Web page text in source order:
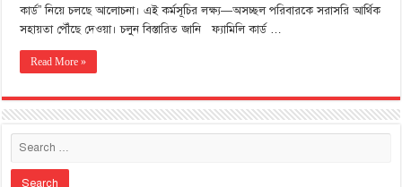
কার্ড” নিয়ে চলছে আলোচনা। এই কর্মসূচির লক্ষ্য—অসচ্ছল পরিবারকে সরাসরি আর্থিক
সহায়তা পৌঁছে দেওয়া। চলুন বিস্তারিত জানি ফ্যামিলি কার্ড …
Read More »